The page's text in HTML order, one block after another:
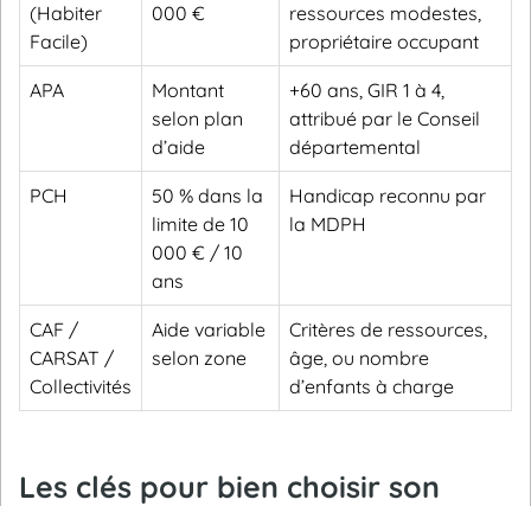
(Habiter
Facile)
000 €
ressources modestes,
propriétaire occupant
APA
Montant
selon plan
d’aide
+60 ans, GIR 1 à 4,
attribué par le Conseil
départemental
PCH
50 % dans la
limite de 10
000 € / 10
ans
Handicap reconnu par
la MDPH
CAF /
CARSAT /
Collectivités
Aide variable
selon zone
Critères de ressources,
âge, ou nombre
d’enfants à charge
Les clés pour bien choisir son